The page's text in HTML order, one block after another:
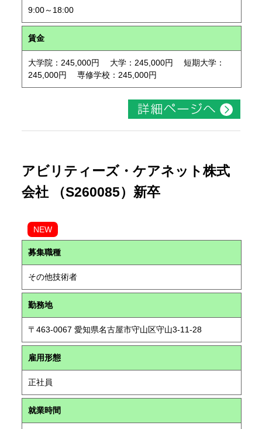
9:00～18:00
賃金
大学院：245,000円 大学：245,000円 短期大学：
245,000円 専修学校：245,000円
アビリティーズ・ケアネット株式
会社 （S260085）新卒
NEW
募集職種
その他技術者
勤務地
〒463-0067 愛知県名古屋市守山区守山3-11-28
雇用形態
正社員
就業時間